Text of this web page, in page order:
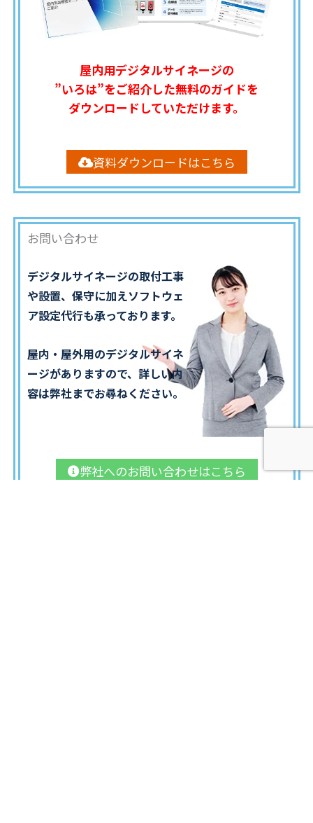
屋内用デジタルサイネージの
”いろは”をご紹介した無料のガイドを
ダウンロードしていただけます。
資料ダウンロードはこちら
お問い合わせ
デジタルサイネージの取付工事
や設置、保守に加えソフトウェ
ア設定代行も承っております。
屋内・屋外用のデジタルサイネ
ージがありますので、詳しい内
容は弊社までお尋ねください。
弊社へのお問い合わせはこちら